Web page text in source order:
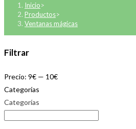
Inicio>
Productos>
Ventanas mágicas
Filtrar
Precio: 9€ — 10€
Categorías
Categorías